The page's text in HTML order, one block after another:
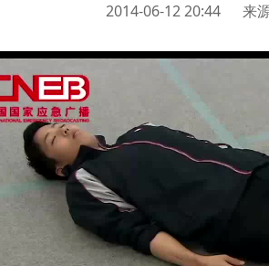
2014-06-12 20:44 来源